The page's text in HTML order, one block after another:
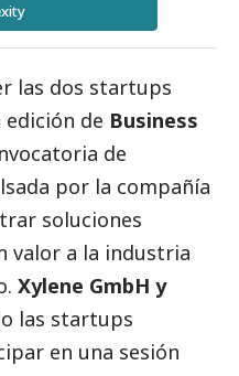
las dos startups
de Business
de
por la compañía
soluciones
valor a la industria
Xylene GmbH y
las startups
en una sesión